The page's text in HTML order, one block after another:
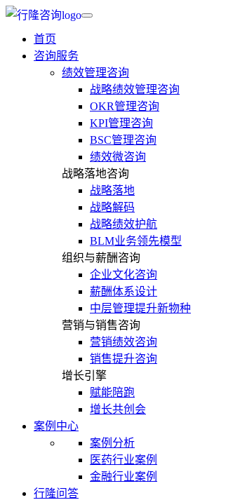
首页
咨询服务
绩效管理咨询
战略绩效管理咨询
OKR管理咨询
KPI管理咨询
BSC管理咨询
绩效微咨询
战略落地咨询
战略落地
战略解码
战略绩效护航
BLM业务领先模型
组织与薪酬咨询
企业文化咨询
薪酬体系设计
中层管理提升新物种
营销与销售咨询
营销绩效咨询
销售提升咨询
增长引擎
赋能陪跑
增长共创会
案例中心
案例分析
医药行业案例
金融行业案例
行隆问答